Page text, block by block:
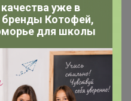
уже в
Котофей,
для школы